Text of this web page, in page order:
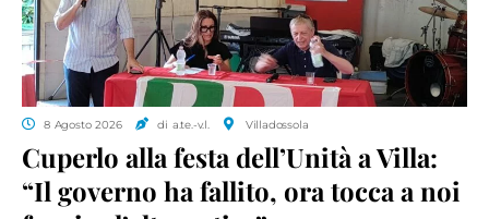
8 Agosto 2026 di a.te.-v.l. Villadossola
Cuperlo alla festa dell’Unità a Villa:
“Il governo ha fallito, ora tocca a noi